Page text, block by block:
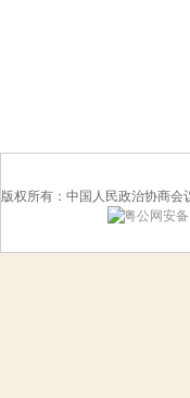
版权所有：中国人民政治协商
粤公网安